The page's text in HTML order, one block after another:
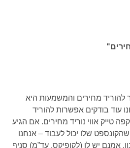
מחירים והמשמעות היא
עוד בודקים אפשרות להוריד
טייק אווי נוריד מחירים. אם הגיע
שלו יכול לעבוד – אנחנו
אמנם יש לו ‏(לקופיקס, עד”מ‏) סניף